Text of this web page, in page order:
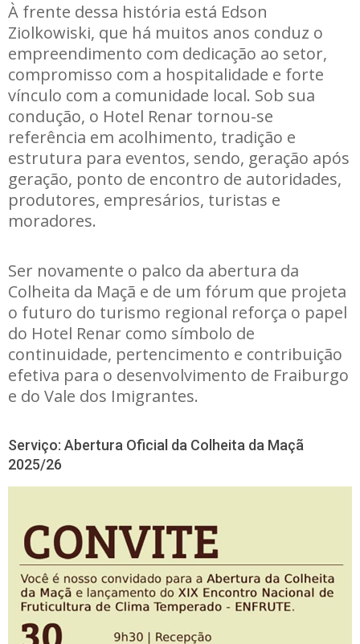
À frente dessa história está Edson
Ziolkowiski, que há muitos anos conduz o
empreendimento com dedicação ao setor,
compromisso com a hospitalidade e forte
vínculo com a comunidade local. Sob sua
condução, o Hotel Renar tornou-se
referência em acolhimento, tradição e
estrutura para eventos, sendo, geração após
geração, ponto de encontro de autoridades,
produtores, empresários, turistas e
moradores.
Ser novamente o palco da abertura da
Colheita da Maçã e de um fórum que projeta
o futuro do turismo regional reforça o papel
do Hotel Renar como símbolo de
continuidade, pertencimento e contribuição
efetiva para o desenvolvimento de Fraiburgo
e do Vale dos Imigrantes.
Serviço: Abertura Oficial da Colheita da Maçã
2025/26